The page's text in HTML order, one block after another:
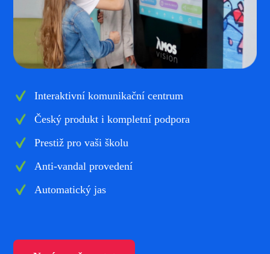
Interaktivní komunikační centrum
Český produkt i kompletní podpora
Prestiž pro vaši školu
Anti-vandal provedení
Automatický jas